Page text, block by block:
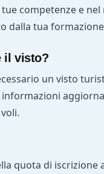
competenze e
dalla tua
il visto?
un visto
quota di